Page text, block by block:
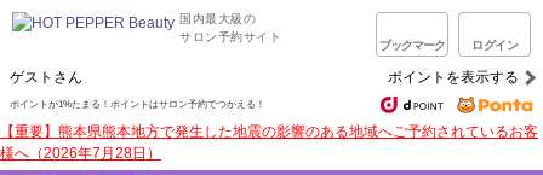
国内最大級の
サロン予約サイト
ブックマーク ログイン
ゲストさん ポイントを表示する
ポイントが1%たまる！ポイントはサロン予約でつかえる！
【重要】熊本県熊本地方で発生した地震の影響のある地域へご予約されているお客
様へ（2026年7月28日）